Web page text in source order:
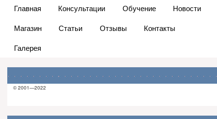
Главная Консультации Обучение
Новости
Магазин
Статьи Отзывы
Контакты
Галерея
© 2001—2022